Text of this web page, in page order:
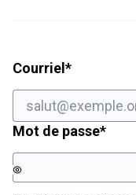
Courriel *Champ
Mot de passe*